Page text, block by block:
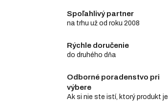
Spoľahlivý partner
na trhu už od roku 2008
Rýchle doručenie
do druhého dňa
Odborné poradenstvo pri
výbere
Ak si nie ste istí, ktorý produkt je